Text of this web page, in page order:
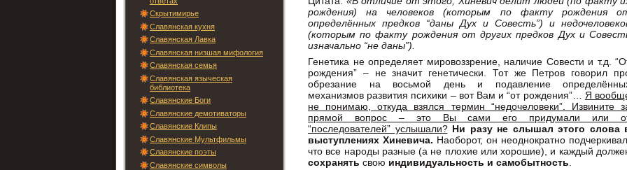
Скрытимирье
Славянская кухня
Славянская Лавка
Славянская низшая мифология
Славянская семья
Славянская языческая
библиотека
Славянские Боги
Славянские демотиваторы
Славянские Клипы
Славянские Мультфильмы
Славянские поэты
Славянские символы
рождения) на человеков (которым по факту рождения
определённых предков “даны Дух и Совесть”) и
(которым по факту рождения от других предков Дух и
изначально “не даны”).
Генетика не определяет мировоззрение, наличие Совести и т.д.
рождения” – не значит генетически. Тот же Петров говорил
обрезание на восьмой день и подавление
механизмов развития психики – вот Вам и “от рождения”… Я
не понимаю, откуда взялся термин “недочеловеки”. Извините
прямой вопрос – это Вы сами его придумали или
“последователей” услышали? Ни разу не слышал этого слова
выступлениях Хиневича. Наоборот, он неоднократно
что все народы разные (а не плохие или хорошие), и каждый
сохранять свою индивидуальность и самобытность.